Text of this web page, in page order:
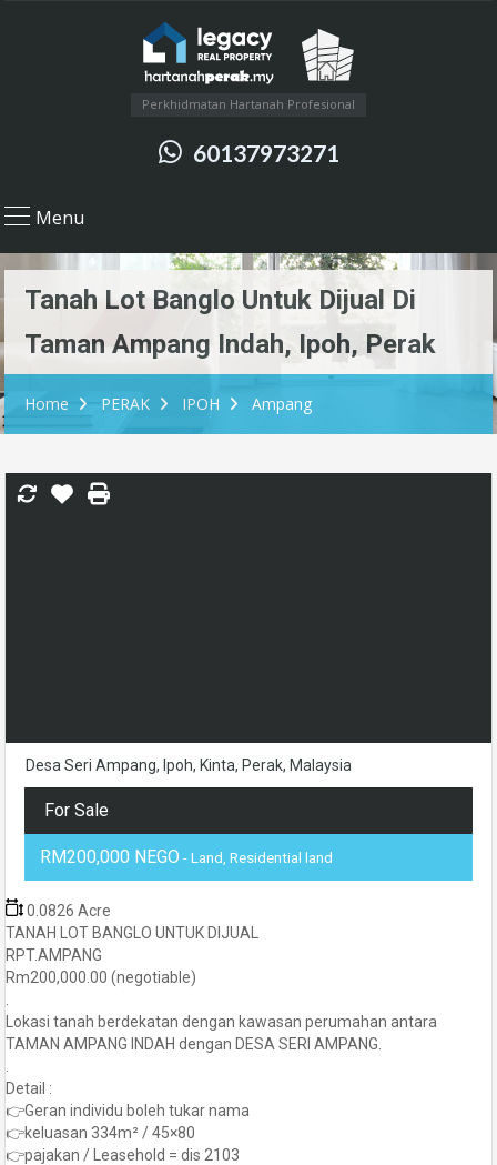
Perkhidmatan Hartanah Profesional
60137973271
Menu
Tanah Lot Banglo Untuk Dijual Di
Taman Ampang Indah, Ipoh, Perak
Home PERAK IPOH Ampang
Desa Seri Ampang, Ipoh, Kinta, Perak, Malaysia
For Sale
RM200,000 NEGO - Land, Residential land
0.0826 Acre
TANAH LOT BANGLO UNTUK DIJUAL
RPT.AMPANG
Rm200,000.00 (negotiable)
Lokasi tanah berdekatan dengan kawasan perumahan antara
TAMAN AMPANG INDAH dengan DESA SERI AMPANG.
Detail :
👉Geran individu boleh tukar nama
👉keluasan 334m² / 45×80
👉pajakan / Leasehold = dis 2103